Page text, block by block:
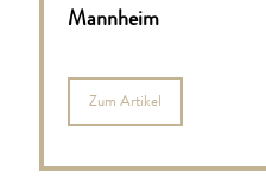
Mannheim
Zum Artikel